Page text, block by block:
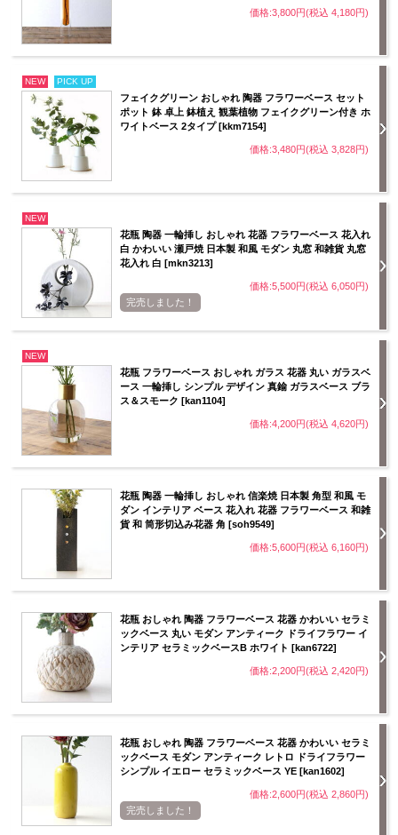
価格:3,800円(税込 4,180円)
NEW PICK UP
フェイクグリーン おしゃれ 陶器 フラワーベース セット
ポット 鉢 卓上 鉢植え 観葉植物 フェイクグリーン付き ホ
ワイトベース 2タイプ [kkm7154]
価格:3,480円(税込 3,828円)
NEW
花瓶 陶器 一輪挿し おしゃれ 花器 フラワーベース 花入れ
白 かわいい 瀬戸焼 日本製 和風 モダン 丸窓 和雑貨 丸窓
花入れ 白 [mkn3213]
価格:5,500円(税込 6,050円)
完売しました！
NEW
花瓶 フラワーベース おしゃれ ガラス 花器 丸い ガラスベ
ース 一輪挿し シンプル デザイン 真鍮 ガラスベース ブラ
ス＆スモーク [kan1104]
価格:4,200円(税込 4,620円)
花瓶 陶器 一輪挿し おしゃれ 信楽焼 日本製 角型 和風 モ
ダン インテリア ベース 花入れ 花器 フラワーベース 和雑
貨 和 筒形切込み花器 角 [soh9549]
価格:5,600円(税込 6,160円)
花瓶 おしゃれ 陶器 フラワーベース 花器 かわいい セラミ
ックベース 丸い モダン アンティーク ドライフラワー イ
ンテリア セラミックベースB ホワイト [kan6722]
価格:2,200円(税込 2,420円)
花瓶 おしゃれ 陶器 フラワーベース 花器 かわいい セラミ
ックベース モダン アンティーク レトロ ドライフラワー
シンプル イエロー セラミックベース YE [kan1602]
価格:2,600円(税込 2,860円)
完売しました！